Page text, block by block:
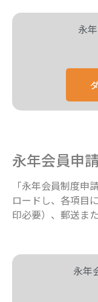
永
永年会員申
「永年会員制度申
ロードし、各項目
印必要）、郵送ま
永年